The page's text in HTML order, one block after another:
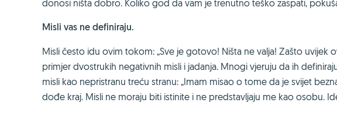
donosi ništa dobro. Koliko god da vam je trenutno teško zaspati,
Misli vas ne definiraju.
Misli često idu ovim tokom: „Sve je gotovo! Ništa ne valja! Zašto uvijek
primjer dvostrukih negativnih misli i jadanja. Mnogi vjeruju da ih
misli kao nepristranu treću stranu: „Imam misao o tome da je svijet
dođe kraj. Misli ne moraju biti istinite i ne predstavljaju me kao osobu.